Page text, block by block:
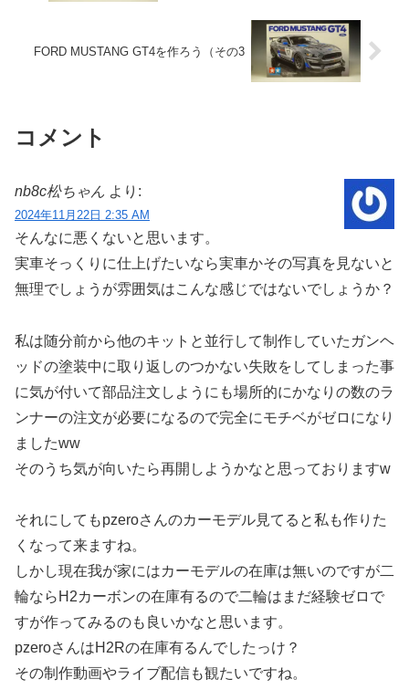
FORD MUSTANG GT4を作ろう（その3
コメント
nb8c松ちゃん より:
2024年11月22日 2:35 AM
そんなに悪くないと思います。
実車そっくりに仕上げたいなら実車かその写真を見ないと
無理でしょうが雰囲気はこんな感じではないでしょうか？
私は随分前から他のキットと並行して制作していたガンヘ
ッドの塗装中に取り返しのつかない失敗をしてしまった事
に気が付いて部品注文しようにも場所的にかなりの数のラ
ンナーの注文が必要になるので完全にモチベがゼロになり
ましたww
そのうち気が向いたら再開しようかなと思っておりますw
それにしてもpzeroさんのカーモデル見てると私も作りた
くなって来ますね。
しかし現在我が家にはカーモデルの在庫は無いのですが二
輪ならH2カーボンの在庫有るので二輪はまだ経験ゼロで
すが作ってみるのも良いかなと思います。
pzeroさんはH2Rの在庫有るんでしたっけ？
その制作動画やライブ配信も観たいですね。